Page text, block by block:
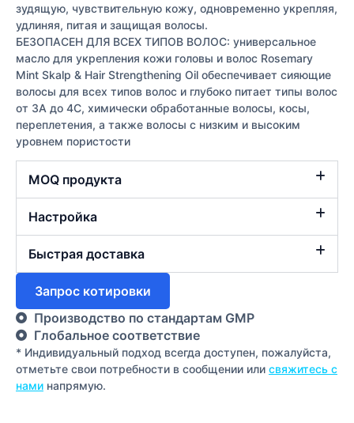
зудящую, чувствительную кожу, одновременно укрепляя,
удлиняя, питая и защищая волосы.
БЕЗОПАСЕН ДЛЯ ВСЕХ ТИПОВ ВОЛОС: универсальное
масло для укрепления кожи головы и волос Rosemary
Mint Skalp & Hair Strengthening Oil обеспечивает сияющие
волосы для всех типов волос и глубоко питает типы волос
от 3A до 4C, химически обработанные волосы, косы,
переплетения, а также волосы с низким и высоким
уровнем пористости
MOQ продукта
Настройка
Быстрая доставка
Запрос котировки
Производство по стандартам GMP
Глобальное соответствие
* Индивидуальный подход всегда доступен, пожалуйста,
отметьте свои потребности в сообщении или свяжитесь с
нами напрямую.